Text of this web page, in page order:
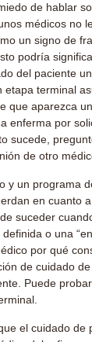
de hablar
médicos no
un signo de
podría
del paciente
etapa terminal
que aparezca
enferma por
sucede,
de otro
y un programa
en cuanto
suceder
o una
por qué
de cuidado
Puede
el cuidado de